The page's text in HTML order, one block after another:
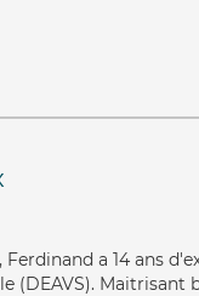
a 14 ans
(DEAVS).